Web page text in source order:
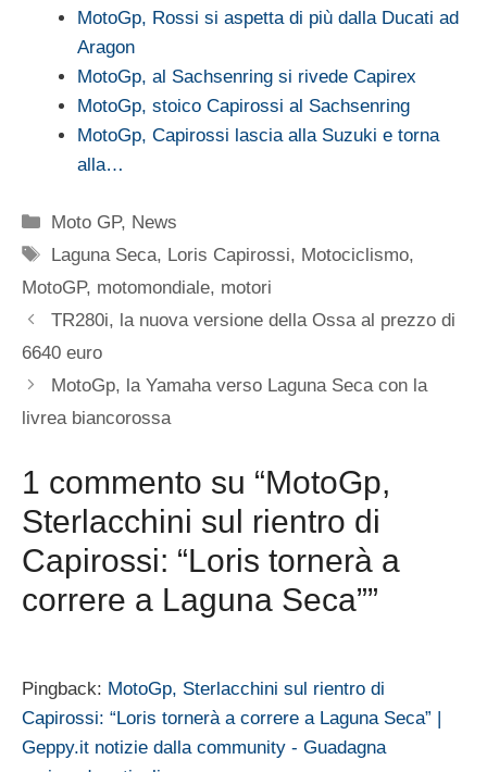
MotoGp, Rossi si aspetta di più dalla Ducati ad
Aragon
MotoGp, al Sachsenring si rivede Capirex
MotoGp, stoico Capirossi al Sachsenring
MotoGp, Capirossi lascia alla Suzuki e torna
alla…
Categorie
Moto GP, News
Tag
Laguna Seca, Loris Capirossi, Motociclismo,
MotoGP, motomondiale, motori
TR280i, la nuova versione della Ossa al prezzo di
6640 euro
MotoGp, la Yamaha verso Laguna Seca con la
livrea biancorossa
1 commento su “MotoGp,
Sterlacchini sul rientro di
Capirossi: “Loris tornerà a
correre a Laguna Seca””
Pingback: MotoGp, Sterlacchini sul rientro di
Capirossi: “Loris tornerà a correre a Laguna Seca” |
Geppy.it notizie dalla community - Guadagna